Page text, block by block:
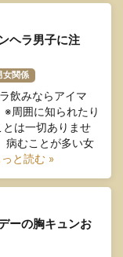
ヘラ男子に注
女関係
飲みならアイマ
※周囲に知られたり
は一切ありませ
病むことが多い女
っと読む »
ーの胸キュンお